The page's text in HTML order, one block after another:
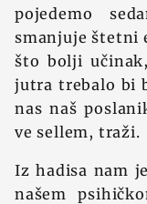
pojedemo
smanjuje štetni
što bolji
jutra trebalo bi
nas naš
ve sellem, traži.
Iz hadisa nam
našem